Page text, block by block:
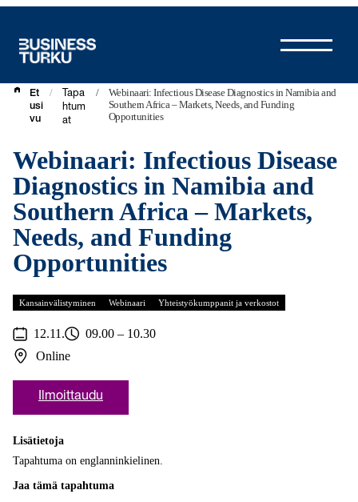
Et
usi
vu
/
Tapa
htum
at
/
Webinaari: Infectious Disease Diagnostics in Namibia and
Southern Africa – Markets, Needs, and Funding
Opportunities
Webinaari: Infectious Disease
Diagnostics in Namibia and
Southern Africa – Markets,
Needs, and Funding
Opportunities
Kansainvälistyminen Webinaari Yhteistyökumppanit ja verkostot
12.11.
09.00 – 10.30
Online
Ilmoittaudu
Lisätietoja
Tapahtuma on englanninkielinen.
Jaa tämä tapahtuma